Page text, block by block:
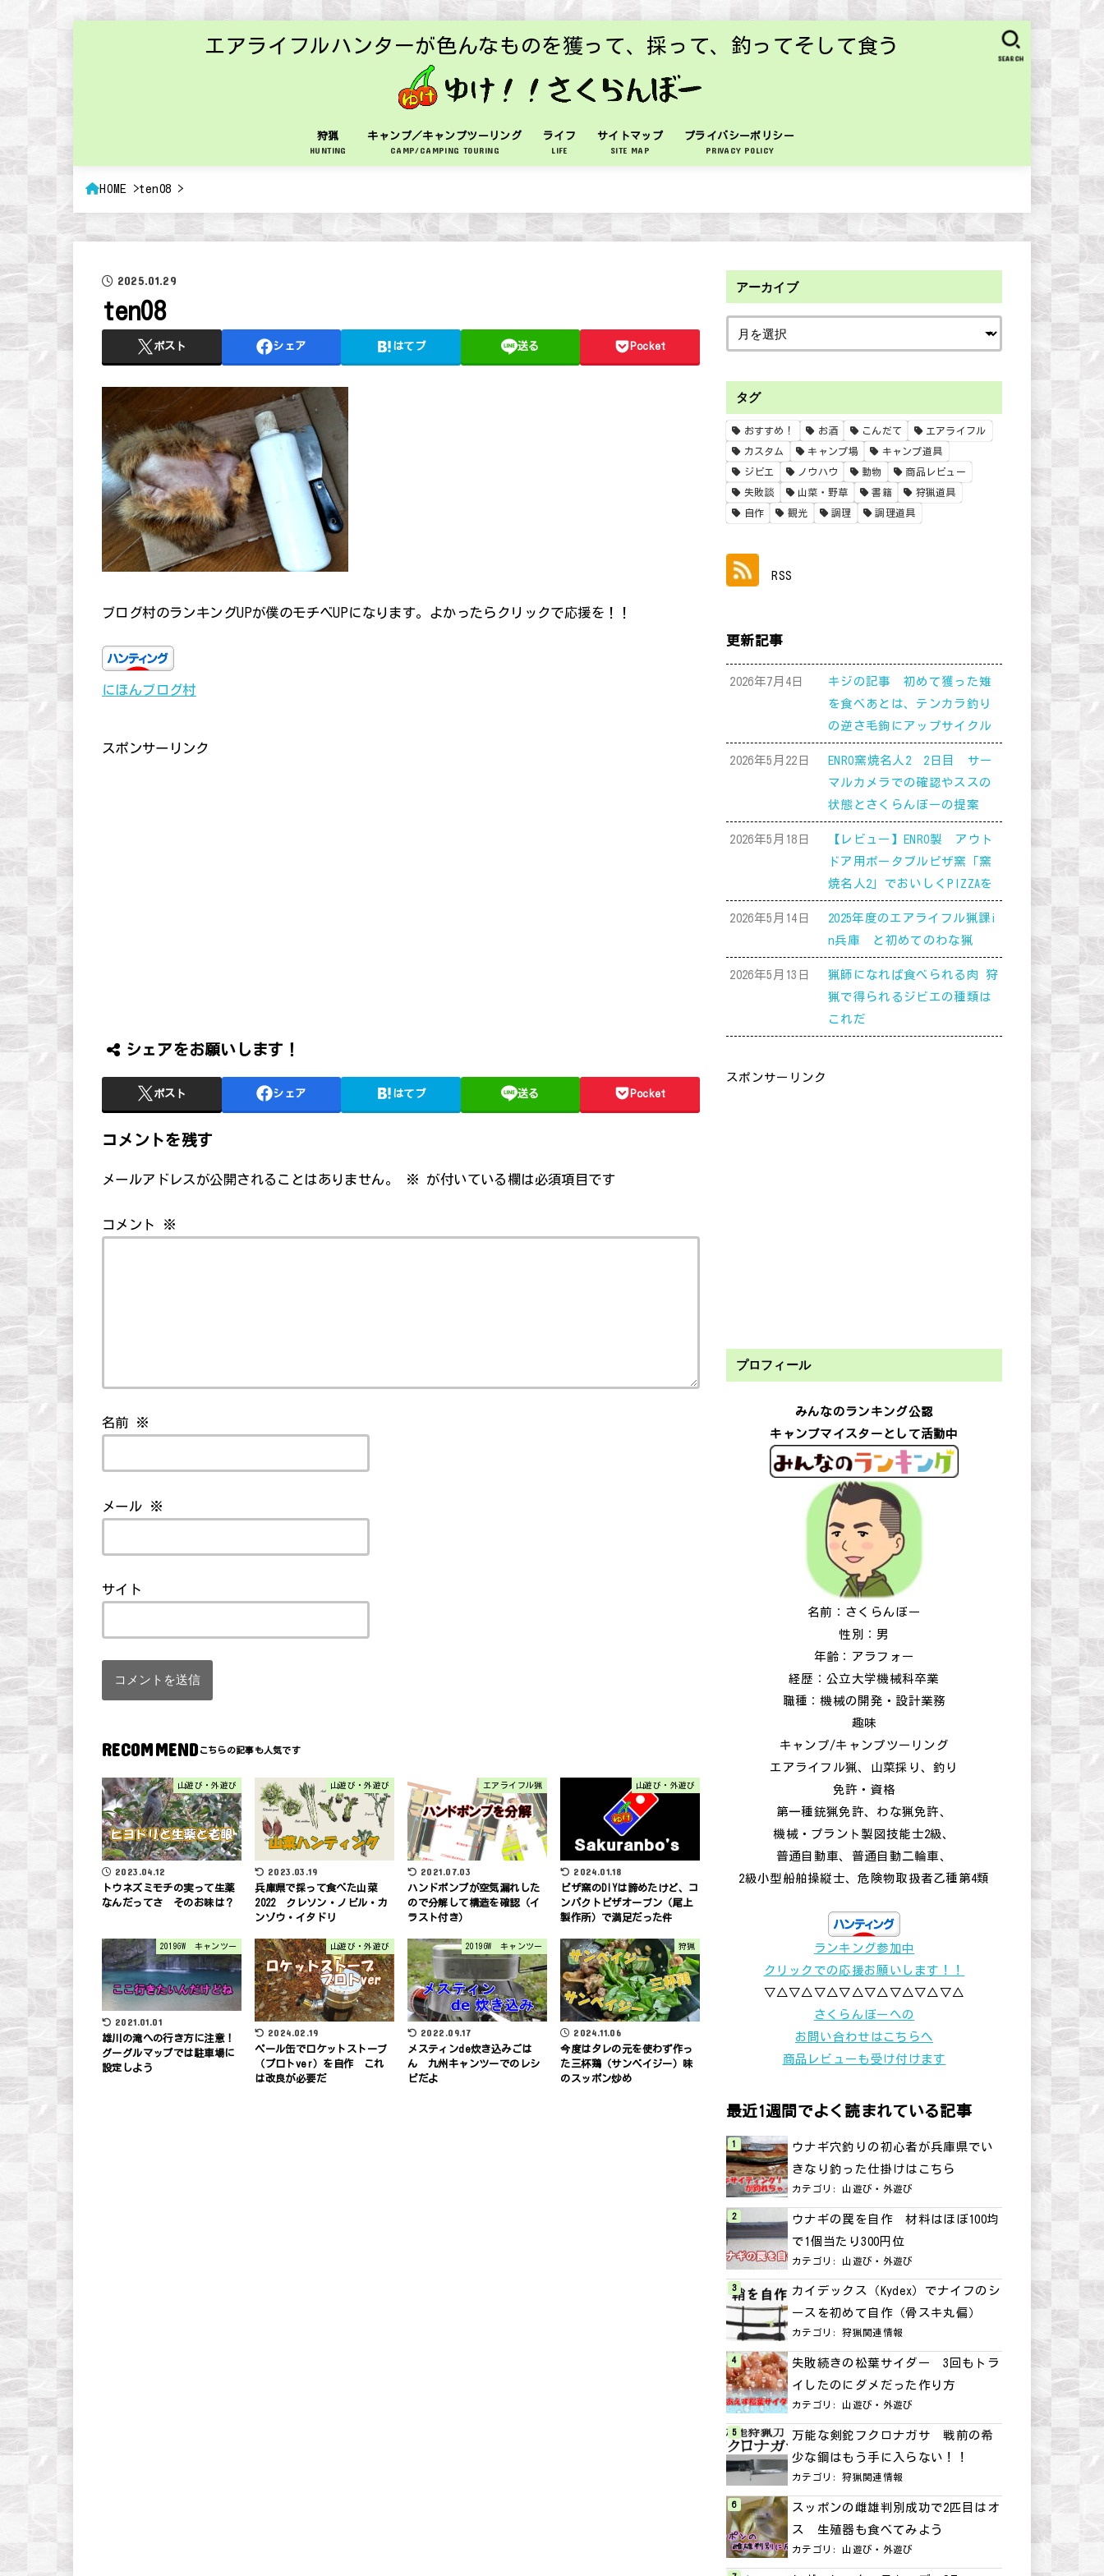
エアライフルハンターが色んなものを獲って、採って、釣ってそして食う
狩猟
HUNTING
キャンプ／キャンプツーリング
CAMP/CAMPING TOURING
ライフ
LIFE
サイトマップ
SITE MAP
プライバシーポリシー
PRIVACY POLICY
SEARCH
HOME ten08
2025.01.29
ten08
ポスト シェア はてブ 送る Pocket
ブログ村のランキングUPが僕のモチベUPになります。よかったらクリックで応援を！！
にほんブログ村
スポンサーリンク
シェアをお願いします！
ポスト シェア はてブ 送る Pocket
コメントを残す
メールアドレスが公開されることはありません。 ※ が付いている欄は必須項目です
コメント ※
名前 ※
メール ※
サイト
RECOMMEND
山遊び・外遊び
2023.04.12
トウネズミモチの実って生薬
なんだってさ そのお味は？
山遊び・外遊び
2023.03.19
兵庫県で採って食べた山菜
2022 クレソン・ノビル・カ
ンゾウ・イタドリ
エアライフル猟
2021.07.03
ハンドポンプが空気漏れした
ので分解して構造を確認（イ
ラスト付き）
山遊び・外遊び
2024.01.18
ピザ窯のDIYは諦めたけど、コ
ンパクトピザオーブン（尾上
製作所）で満足だった件
2019GW キャンツー
2021.01.01
雄川の滝への行き方に注意！
グーグルマップでは駐車場に
設定しよう
山遊び・外遊び
2024.02.19
ペール缶でロケットストーブ
（プロトver）を自作 これ
は改良が必要だ
2019GW キャンツー
2022.09.17
メスティンde炊き込みごは
ん 九州キャンツーでのレシ
ピだよ
狩猟
2024.11.06
今度はタレの元を使わず作っ
た三杯鶏（サンベイジー）味
のスッポン炒め
アーカイブ
タグ
おすすめ！ お酒 こんだて エアライフル
カスタム キャンプ場 キャンプ道具
ジビエ ノウハウ 動物 商品レビュー
失敗談 山菜・野草 書籍 狩猟道具
自作 観光 調理 調理道具
RSS
更新記事
2026年7月4日
キジの記事 初めて獲った雉
を食べあとは、テンカラ釣り
の逆さ毛鉤にアップサイクル
2026年5月22日
ENRO窯焼名人2 2日目 サー
マルカメラでの確認やススの
状態とさくらんぼーの提案
2026年5月18日
【レビュー】ENRO製 アウト
ドア用ポータブルピザ窯「窯
焼名人2」でおいしくPIZZAを
2026年5月14日
2025年度のエアライフル猟課i
n兵庫 と初めてのわな猟
2026年5月13日
猟師になれば食べられる肉 狩
猟で得られるジビエの種類は
これだ
スポンサーリンク
プロフィール
みんなのランキング公認
キャンプマイスターとして活動中
名前：さくらんぼー
性別：男
年齢：アラフォー
経歴：公立大学機械科卒業
職種：機械の開発・設計業務
趣味
キャンプ/キャンプツーリング
エアライフル猟、山菜採り、釣り
免許・資格
第一種銃猟免許、わな猟免許、
機械・プラント製図技能士2級、
普通自動車、普通自動二輪車、
2級小型船舶操縦士、危険物取扱者乙種第4類
ランキング参加中
クリックでの応援お願いします！！
▽△▽△▽△▽△▽△▽△▽△▽△
さくらんぼーへの
お問い合わせはこちらへ
商品レビューも受け付けます
最近1週間でよく読まれている記事
ウナギ穴釣りの初心者が兵庫県でい
きなり釣った仕掛けはこちら
カテゴリ: 山遊び・外遊び
ウナギの罠を自作 材料はほぼ100均
で1個当たり300円位
カテゴリ: 山遊び・外遊び
カイデックス（Kydex）でナイフのシ
ースを初めて自作（骨スキ丸偏）
カテゴリ:狩猟関連情報
失敗続きの松葉サイダー 3回もトラ
イしたのにダメだった作り方
カテゴリ: 山遊び・外遊び
万能な剣鉈フクロナガサ 戦前の希
少な鋼はもう手に入らない！！
カテゴリ:狩猟関連情報
スッポンの雌雄判別成功で2匹目はオ
ス 生殖器も食べてみよう
カテゴリ: 山遊び・外遊び